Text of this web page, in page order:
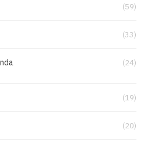
(59)
(33)
(24)
(19)
(20)